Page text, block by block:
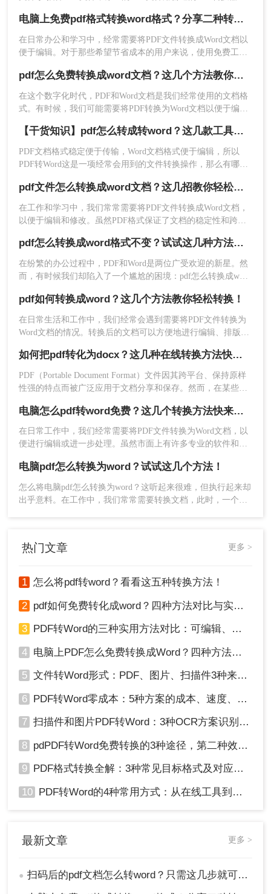
Word文件。
电脑上免费pdf格式转换word格式？分享二种转换方式！
在日常办公和学习中，经常需要将PDF文件转换成Word文档以
便于编辑。对于那些希望节省成本的用户来说，使用免费工具
格式呢？本文将介绍两种常用的免费PDF转Word的方法。 pdf怎么免费转换成word文档？这几个方法教你轻松搞定！
在这个数字化时代，PDF和Word文档是我们经常使用的文档格
式。有时候，我们可能需要将PDF转换为Word文档以便于编辑
个人都能负担得起。那么pdf怎么免费转换成word文档呢？答案
是肯定的！在本文中，我们将介绍几种简单易行的方法，让您
轻松地将PDF转换为Word文档。
【干货知识】pdf怎么转成转word？这几款工具高效还免费！
PDF文档格式稳定便于传输，Word文档格式便于编辑，所以
PDF转Word这是一项经常会用到的文件转换操作，那么有哪些
pdf文件怎么转换成word文档？这几招教你轻松转换！
在工作和学习中，我们常常需要将PDF文件转换成Word文档，
以便于编辑和修改。虽然PDF格式保证了文档的稳定性和跨平
现在有许多工具和方法可以帮助我们轻松地将PDF转换为Word
文档。那么pdf文件怎么转换成word文档呢？以下是三种常见的
转换方法。
pdf怎么转换成word格式不变？试试这几种方法吧！
在纷繁的办公过程中，PDF和Word是两位广受欢迎的新星。然
而，有时候我们却陷入了一个尴尬的困境：pdf怎么转换成word
变得轻松愉快，它就像是魔法一般，让我们能够在不改变内容
和格式的前提下，实现这一转换。不过可能还是有的小伙伴不
太了解PDF怎么转Word，所以今天教大家三个方法，快来看看
pdf如何转换成word？这几个方法教你轻松转换！
在日常生活和工作中，我们经常会遇到需要将PDF文件转换为
Word文档的情况。转换后的文档可以方便地进行编辑、排版和
法，帮助您轻松实现转换。
如何把pdf转化为docx？这几种在线转换方法快来了解下！
PDF（Portable Document Format）文件因其跨平台、保持原样
性强的特点而被广泛应用于文档分享和保存。然而，在某些情
的文档格式），以便进行编辑、修改或进一步处理。那么如何
把pdf转化为docx呢？本文将介绍几种将PDF转化为DOCX的方
法，帮助用户根据自己的需求选择合适的方式。
电脑怎么pdf转word免费？这几个转换方法快来看看！
在日常工作中，我们经常需要将PDF文件转换为Word文档，以
便进行编辑或进一步处理。虽然市面上有许多专业的软件和服
用。那么电脑怎么pdf转word免费呢？本文将介绍三种在电脑上
免费将PDF转换为Word文档的方法。
电脑pdf怎么转换为word？试试这几个方法！
怎么将电脑pdf怎么转换为word？这听起来很难，但执行起来却
出乎意料。在工作中，我们常常需要转换文档，此时，一个强
加高效地工作。
热门文章 更多 >
1 怎么将pdf转word？看看这五种转换方法！
2 pdf如何免费转化成word？四种方法对比与实操指南（附详细表格）
3 PDF转Word的三种实用方法对比：可编辑、保格式、避风险！
4 电脑上PDF怎么免费转换成Word？四种方法对比与实操指南（附详细表格）!
5 文件转Word形式：PDF、图片、扫描件3种来源分别怎么处理！
6 PDF转Word零成本：5种方案的成本、速度、精度对比！
7 扫描件和图片PDF转Word：3种OCR方案识别率实测！
8 pdPDF转Word免费转换的3种途径，第二种效率最高！
9 PDF格式转换全解：3种常见目标格式及对应操作方法！
10 PDF转Word的4种常用方式：从在线工具到桌面软件全梳理！
最新文章 更多 >
● 扫码后的pdf文档怎么转word？只需这几步就可以做到！